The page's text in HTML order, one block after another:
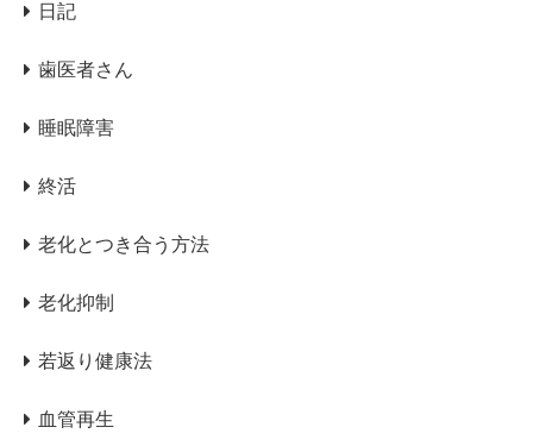
日記
歯医者さん
睡眠障害
終活
老化とつき合う方法
老化抑制
若返り健康法
血管再生